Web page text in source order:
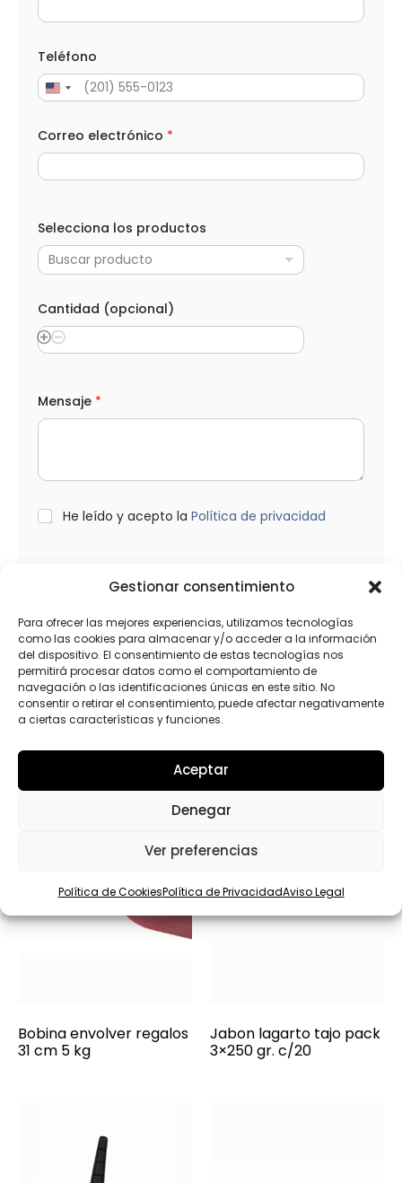
Gestionar consentimiento
Para ofrecer las mejores experiencias, utilizamos tecnologías
como las cookies para almacenar y/o acceder a la información
del dispositivo. El consentimiento de estas tecnologías nos
permitirá procesar datos como el comportamiento de
navegación o las identificaciones únicas en este sitio. No
consentir o retirar el consentimiento, puede afectar negativamente
a ciertas características y funciones.
Aceptar
Denegar
Ver preferencias
Política de CookiesPolítica de PrivacidadAviso Legal
s
C
n
i
d
d
*
Teléfono
Correo electrónico *
Selecciona los productos
Buscar producto
Cantidad (opcional)
Mensaje *
L
He leído y acepto la Política de privacidad
Productos relacionados
Bobina envolver regalos
31 cm 5 kg
Jabon lagarto tajo pack
3×250 gr. c/20